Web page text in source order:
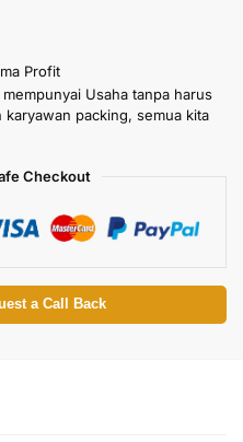
Profit
Usaha tanpa harus
packing, semua kita
Checkout
a Call Back